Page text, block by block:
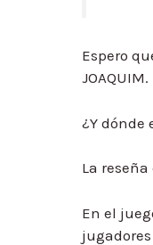
Espero
JOAQUIM.
¿Y dónde
La
En el